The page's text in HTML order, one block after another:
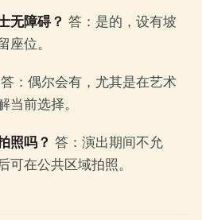
无障碍？ 答：是的，设有坡
座位。
答：偶尔会有，尤其是在艺术
当前选择。
照吗？ 答：演出期间不允
可在公共区域拍照。